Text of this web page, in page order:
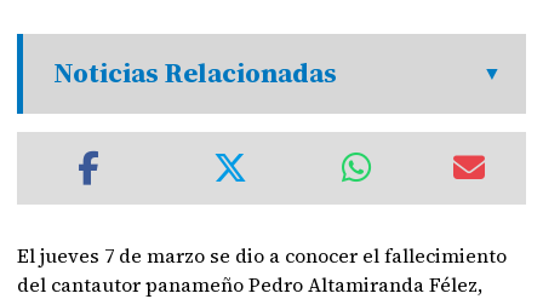
Noticias Relacionadas
El jueves 7 de marzo se dio a conocer el fallecimiento
del cantautor panameño Pedro Altamiranda Félez,